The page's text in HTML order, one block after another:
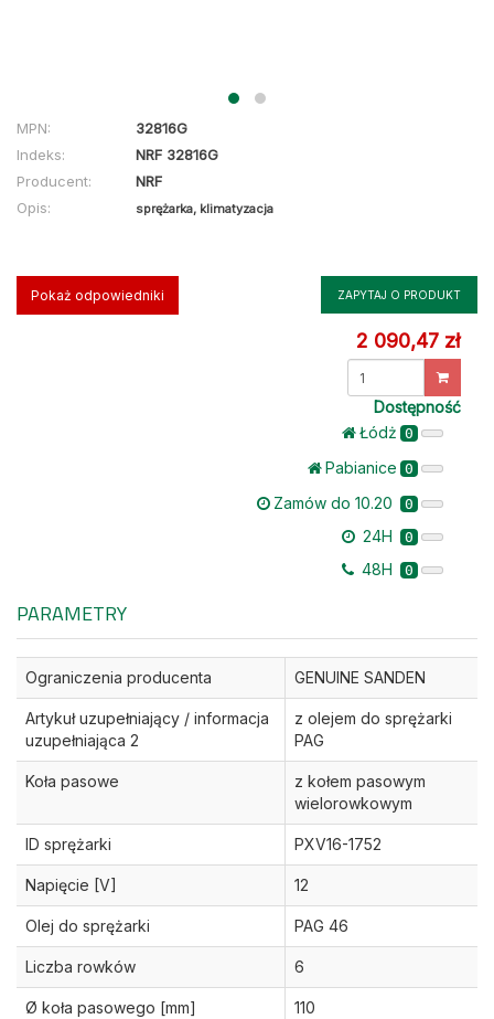
MPN:
32816G
Indeks:
NRF 32816G
Producent:
NRF
Opis:
sprężarka, klimatyzacja
Pokaż odpowiedniki ZAPYTAJ O PRODUKT
2 090,47 zł
Dostępność
Łódż 0
Pabianice 0
Zamów do 10.20 0
24H 0
48H 0
PARAMETRY
Ograniczenia producenta GENUINE SANDEN
Artykuł uzupełniający / informacja
uzupełniająca 2
z olejem do sprężarki
PAG
Koła pasowe
z kołem pasowym
wielorowkowym
ID sprężarki PXV16-1752
Napięcie [V] 12
Olej do sprężarki PAG 46
Liczba rowków 6
Ø koła pasowego [mm] 110